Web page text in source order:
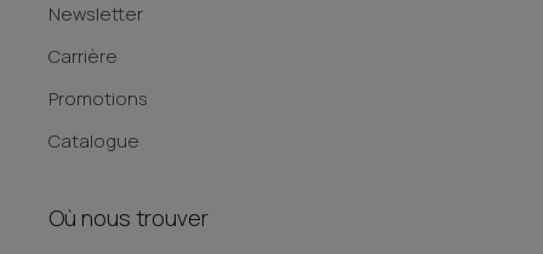
Newsletter
Carrière
Promotions
Catalogue
Où nous trouver